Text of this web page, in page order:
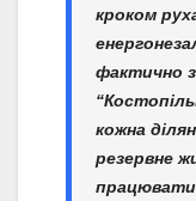
кроком
фактично
кожна
резервне
працювати